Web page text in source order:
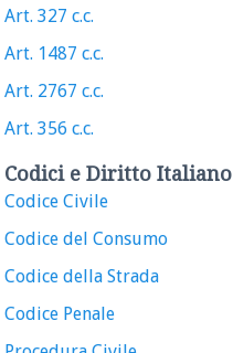
Art. 327 c.c.
Art. 1487 c.c.
Art. 2767 c.c.
Art. 356 c.c.
Codici e Diritto Italiano
Codice Civile
Codice del Consumo
Codice della Strada
Codice Penale